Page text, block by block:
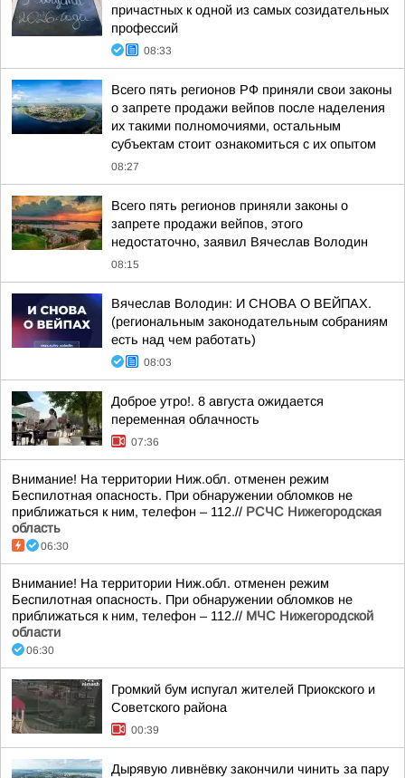
причастных к одной из самых созидательных
профессий
08:33
Всего пять регионов РФ приняли свои законы
о запрете продажи вейпов после наделения
их такими полномочиями, остальным
субъектам стоит ознакомиться с их опытом
08:27
Всего пять регионов приняли законы о
запрете продажи вейпов, этого
недостаточно, заявил Вячеслав Володин
08:15
Вячеслав Володин: И СНОВА О ВЕЙПАХ.
(региональным законодательным собраниям
есть над чем работать)
08:03
Доброе утро!. 8 августа ожидается
переменная облачность
07:36
Внимание! На территории Ниж.обл. отменен режим
Беспилотная опасность. При обнаружении обломков не
приближаться к ним, телефон – 112.// РСЧС Нижегородская
область
06:30
Внимание! На территории Ниж.обл. отменен режим
Беспилотная опасность. При обнаружении обломков не
приближаться к ним, телефон – 112.// МЧС Нижегородской
области
06:30
Громкий бум испугал жителей Приокского и
Советского района
00:39
Дырявую ливнёвку закончили чинить за пару